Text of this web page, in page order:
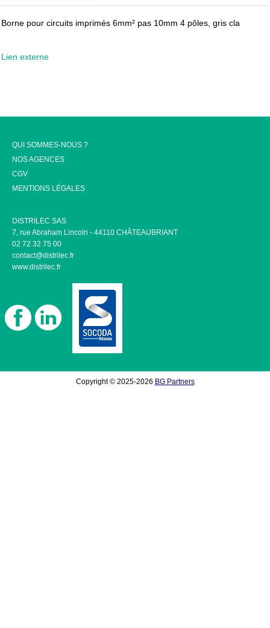
Borne pour circuits imprimés 6mm² pas 10mm 4 pôles, gris cla
Lien externe
QUI SOMMES-NOUS ?
NOS AGENCES
CGV
MENTIONS LÉGALES
DISTRILEC SAS
7, rue Abraham Lincoln - 44110 CHÂTEAUBRIANT
02 72 32 75 00
contact@distrilec.fr
www.distrilec.fr
Copyright © 2025-2026 BG Partners